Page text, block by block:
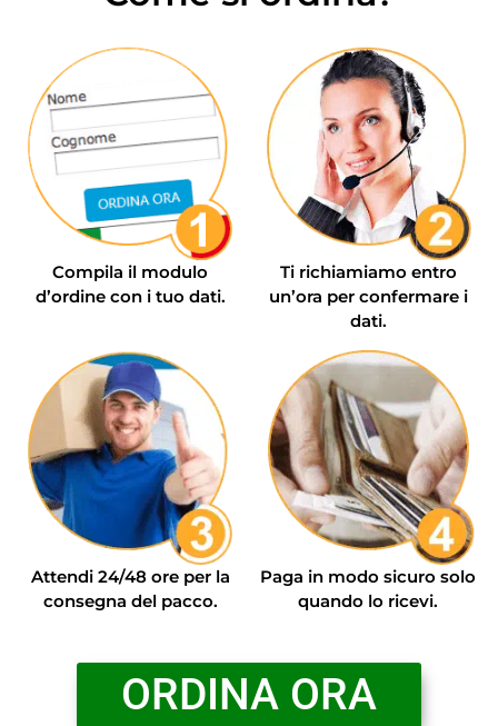
Compila il modulo
d’ordine con i tuo dati.
Ti richiamiamo entro
un’ora per confermare i
dati.
Attendi 24/48 ore per la
consegna del pacco.
Paga in modo sicuro solo
quando lo ricevi.
ORDINA ORA